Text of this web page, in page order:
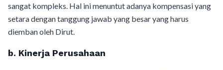
sangat kompleks. Hal ini menuntut adanya kompensasi yang
setara dengan tanggung jawab yang besar yang harus
diemban oleh Dirut.
b. Kinerja Perusahaan